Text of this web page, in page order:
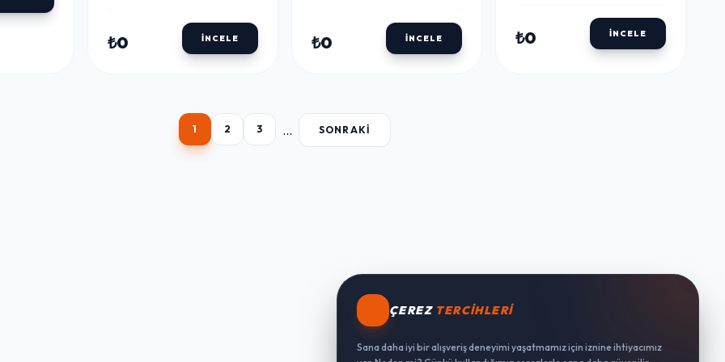
₺0 İNCELE ₺0 İNCELE ₺0 İNCELE
1 2 3 ... SONRAKI
ÇEREZ TERCIHLERI
Sana daha iyi bir alışveriş deneyimi yaşatmamız için iznine ihtiyacımız